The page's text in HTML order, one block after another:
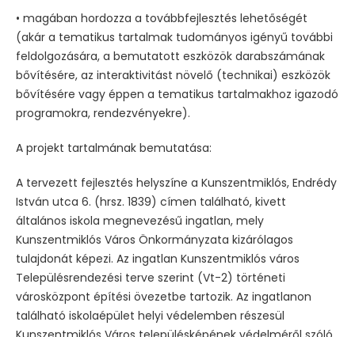
• magában hordozza a továbbfejlesztés lehetőségét
(akár a tematikus tartalmak tudományos igényű további
feldolgozására, a bemutatott eszközök darabszámának
bővítésére, az interaktivitást növelő (technikai) eszközök
bővítésére vagy éppen a tematikus tartalmakhoz igazodó
programokra, rendezvényekre).
A projekt tartalmának bemutatása:
A tervezett fejlesztés helyszíne a Kunszentmiklós, Endrédy
István utca 6. (hrsz. 1839) címen található, kivett
általános iskola megnevezésű ingatlan, mely
Kunszentmiklós Város Önkormányzata kizárólagos
tulajdonát képezi. Az ingatlan Kunszentmiklós város
Településrendezési terve szerint (Vt-2) történeti
városközpont építési övezetbe tartozik. Az ingatlanon
található iskolaépület helyi védelemben részesül